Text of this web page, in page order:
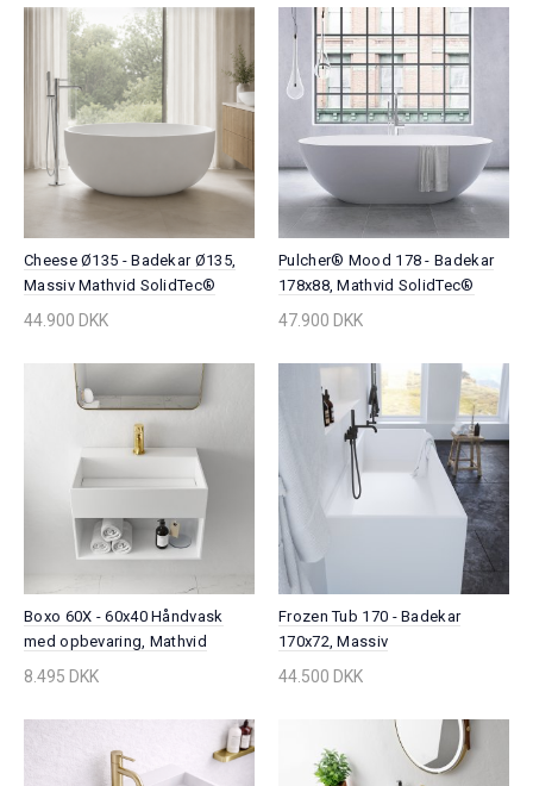
Cheese Ø135 - Badekar Ø135,
Massiv Mathvid SolidTec®
44.900 DKK
Pulcher® Mood 178 - Badekar
178x88, Mathvid SolidTec®
47.900 DKK
Boxo 60X - 60x40 Håndvask
med opbevaring, Mathvid
SolidTec®
8.495 DKK
Frozen Tub 170 - Badekar
170x72, Massiv
MathvidSolidTec®
44.500 DKK